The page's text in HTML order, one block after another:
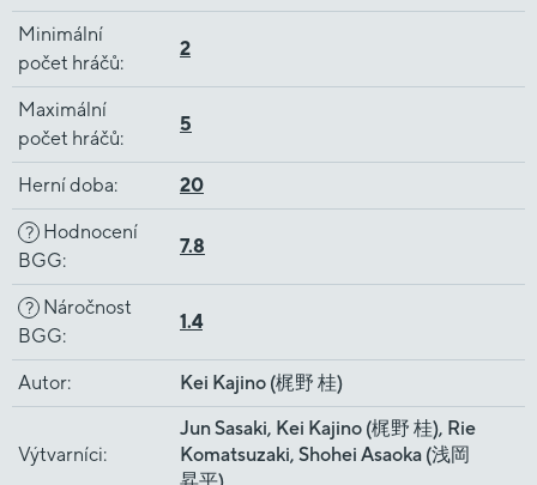
Minimální
počet hráčů:
2
Maximální
počet hráčů:
5
Herní doba: 20
? Hodnocení
BGG:
7.8
? Náročnost
BGG:
1.4
Autor: Kei Kajino (梶野 桂)
Výtvarníci:
Jun Sasaki, Kei Kajino (梶野 桂), Rie
Komatsuzaki, Shohei Asaoka (浅岡